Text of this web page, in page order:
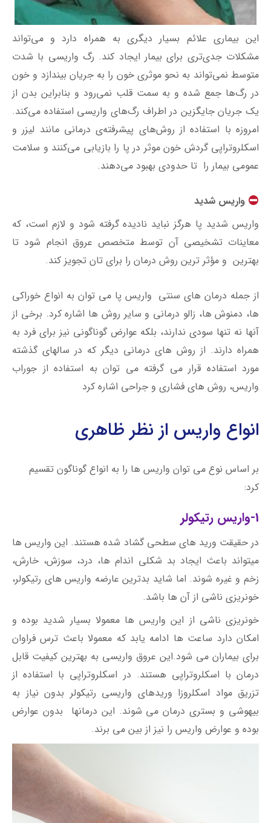
این بیماری علائم بسیار دیگری به همراه دارد و می‌تواند
مشکلات جدی‌تری برای بیمار ایجاد کند. رگ واریسی با شدت
متوسط نمی‌تواند به نحو موثری خون را به جریان بیندازد و خون
در رگ‌ها جمع شده و به سمت قلب نمی‌رود و بنابراین بدن از
یک جریان جایگزین در اطراف رگ‌های واریسی استفاده می‌کند.
امروزه با استفاده از روش‌های پیشرفته‌ی درمانی مانند لیزر و
اسکلروتراپی گردش خون موثر در پا را بازیابی می‌کنند و سلامت
عمومی بیمار را تا حدودی بهبود می‌دهند.
واریس شدید
واریس شدید پا هرگز نباید نادیده گرفته شود و لازم است، که
معاینات تشخیصی آن توسط متخصص عروق انجام شود تا
بهترین و مؤثر ترین روش درمان را برای تان تجویز کند.
از جمله درمان های سنتی واریس پا می توان به انواع خوراکی
ها، دمنوش ها، زالو درمانی و سایر روش ها اشاره کرد. برخی از
آنها نه تنها سودی ندارند، بلکه عوارض گوناگونی نیز برای فرد به
همراه دارند. از روش های درمانی دیگر که در سالهای گذشته
مورد استفاده قرار می گرفته می توان به استفاده از جوراب
واریس، روش های فشاری و جراحی اشاره کرد
انواع واریس از نظر ظاهری
بر اساس نوع می توان واریس ها را به انواع گوناگون تقسیم
کرد:
1-واریس رتیکولر
در حقیقت ورید های سطحی گشاد شده هستند. این واریس ها
میتواند باعث ایجاد بد شکلی اندام ها، درد، سوزش، خارش،
زخم و غیره شوند. اما شاید بدترین عارضه واریس های رتیکولر،
خونریزی ناشی از آن ها باشد.
خونریزی ناشی از این واریس ها معمولا بسیار شدید بوده و
امکان دارد ساعت ها ادامه یابد که معمولا باعث ترس فراوان
برای بیماران می شود.این عروق واریسی به بهترین کیفیت قابل
درمان با اسکلروتراپی هستند. در اسکلروتراپی با استفاده از
تزریق مواد اسکلروزا وریدهای واریسی رتیکولر بدون نیاز به
بیهوشی و بستری درمان می شوند. این درمانها بدون عوارض
بوده و عوارض واریس را نیز از بین می برند.